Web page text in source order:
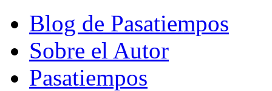
Blog de Pasatiempos
Sobre el Autor
Pasatiempos